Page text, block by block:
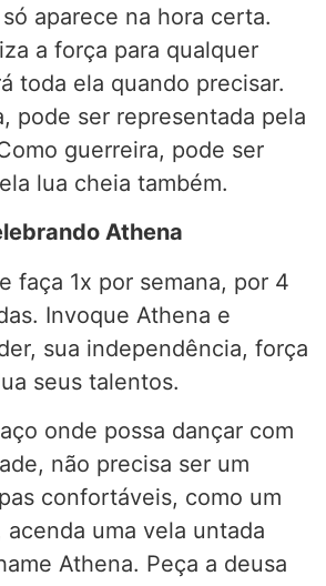
aparece na hora certa.
a força para qualquer
toda ela quando precisar.
pode ser representada pela
guerreira, pode ser
lua cheia também.
Athena
faça 1x por semana, por 4
Invoque Athena e
sua independência, força
seus talentos.
onde possa dançar com
não precisa ser um
confortáveis, como um
uma vela untada
Athena. Peça a deusa